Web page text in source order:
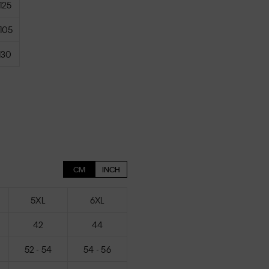
CM INCH
5XL 6XL
42 44
52 - 54 54 - 56